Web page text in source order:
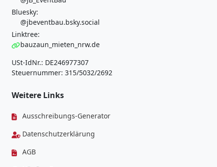
Bluesky:
@jbeventbau.bsky.social
Linktree:
bauzaun_mieten_nrw.de
USt-IdNr.: DE246977307
Steuernummer: 315/5032/2692
Weitere Links
Ausschreibungs-Generator
Datenschutzerklärung
AGB